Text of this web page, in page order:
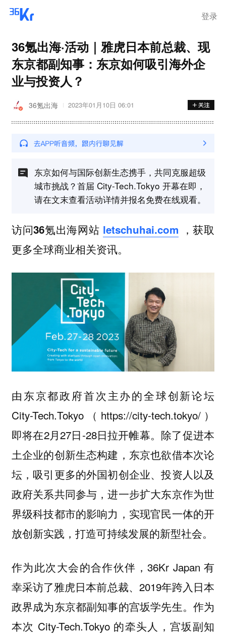
登录
36氪出海·活动｜雅虎日本前总裁、现
东京都副知事：东京如何吸引海外企
业与投资人？
36氪出海 2023年01月10日 06:01
东京如何与国际创新生态携手，共同克服超级
城市挑战？首届 City-Tech.Tokyo 开幕在即，
请在文末查看活动详情并报名免费在线观看。
访问36氪出海网站 letschuhai.com ，获取
更多全球商业相关资讯。
由东京都政府首次主办的全球创新论坛
City-Tech.Tokyo（https://city-tech.tokyo/）
即将在2月27日-28日拉开帷幕。除了促进本
土企业的创新生态构建，东京也欲借本次论
坛，吸引更多的外国初创企业、投资人以及
政府关系共同参与，进一步扩大东京作为世
界级科技都市的影响力，实现官民一体的开
放创新实践，打造可持续发展的新型社会。
作为此次大会的合作伙伴，36Kr Japan 有
幸采访了雅虎日本前总裁、2019年跨入日本
政界成为东京都副知事的宫坂学先生。作为
本次 City-Tech.Tokyo 的牵头人，宫坂副知